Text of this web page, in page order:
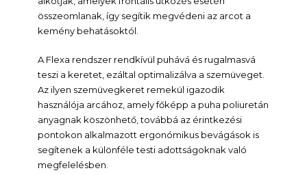
összeomlanak, így segítik megvédeni az arcot a
kemény behatásoktól.
A Flexa rendszer rendkívül puhává és rugalmasvá
teszi a keretet, ezáltal optimalizálva a szemüveget.
Az ilyen szemüvegkeret remekül igazodik
használója arcához, amely főképp a puha poliuretán
anyagnak köszönhető, továbbá az érintkezési
pontokon alkalmazott ergonómikus bevágások is
segítenek a különféle testi adottságoknak való
megfelelésben.